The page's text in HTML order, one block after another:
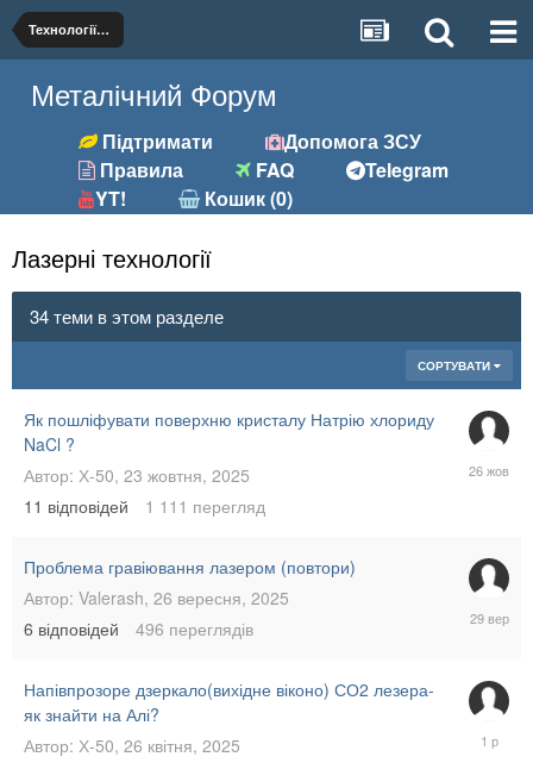
Технології металообробки
Металічний Форум
Підтримати
Допомога ЗСУ
Правила
FAQ
Telegram
YT!
Кошик (0)
Лазерні технології
34 теми в этом разделе
СОРТУВАТИ
Як пошліфувати поверхню кристалу Натрію хлориду
NaCl ?
Автор: Х-50, 23 жовтня, 2025
11 відповідей 1 111 перегляд
26
Проблема гравіювання лазером (повтори)
Автор: Valerash, 26 вересня, 2025
6 відповідей 496 переглядів
29
Напівпрозоре дзеркало(вихідне віконо) СО2 лезера-
як знайти на Алі?
Автор: Х-50, 26 квітня, 2025
26